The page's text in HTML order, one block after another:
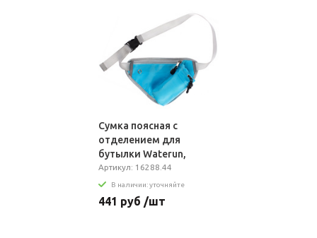
Сумка поясная с
отделением для
бутылки Waterun,
голубая
Артикул: 16288.44
В наличии: уточняйте
441 руб /шт